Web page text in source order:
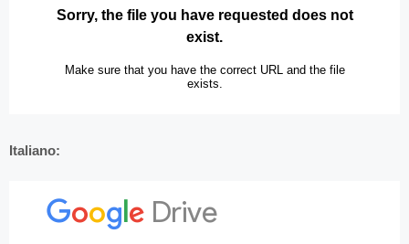
Italiano: